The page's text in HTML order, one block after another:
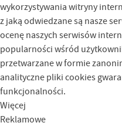
wykorzystywania witryny
z jaką odwiedzane są nasze
ocenę naszych serwisów
popularności wśród
przetwarzane w formie
analityczne pliki cookies
funkcjonalności.
Więcej
Reklamowe